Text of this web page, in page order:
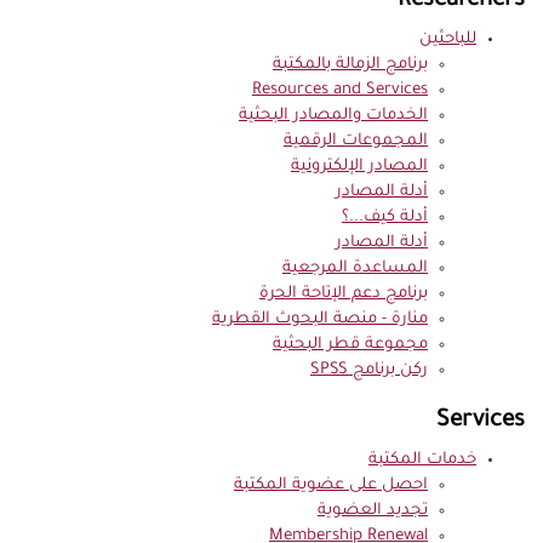
للباحثين
برنامج الزمالة بالمكتبة
Resources and Services
الخدمات والمصادر البحثية
المجموعات الرقمية
المصادر الإلكترونية
أدلة المصادر
أدلة كيف...؟
أدلة المصادر
المساعدة المرجعية
برنامج دعم الإتاحة الحرة
منارة - منصة البحوث القطرية
مجموعة قطر البحثية
ركن برنامج SPSS
Services
خدمات المكتبة
احصل على عضوية المكتبة
تجديد العضوية
Membership Renewal